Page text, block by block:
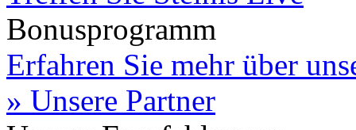
Bonusprogramm
Erfahren Sie mehr über
» Unsere Partner